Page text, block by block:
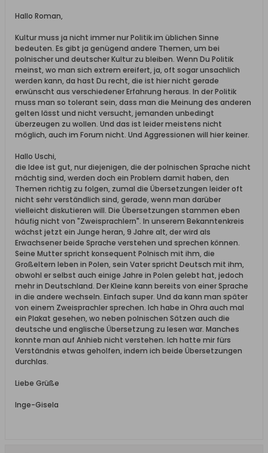
Hallo Roman,
Kultur muss ja nicht immer nur Politik im üblichen Sinne
bedeuten. Es gibt ja genügend andere Themen, um bei
polnischer und deutscher Kultur zu bleiben. Wenn Du Politik
meinst, wo man sich extrem ereifert, ja, oft sogar unsachlich
werden kann, da hast Du recht, die ist hier nicht gerade
erwünscht aus verschiedener Erfahrung heraus. In der Politik
muss man so tolerant sein, dass man die Meinung des anderen
gelten lässt und nicht versucht, jemanden unbedingt
überzeugen zu wollen. Und das ist leider meistens nicht
möglich, auch im Forum nicht. Und Aggressionen will hier keiner.
Hallo Uschi,
die Idee ist gut, nur diejenigen, die der polnischen Sprache nicht
mächtig sind, werden doch ein Problem damit haben, den
Themen richtig zu folgen, zumal die Übersetzungen leider oft
nicht sehr verständlich sind, gerade, wenn man darüber
vielleicht diskutieren will. Die Übersetzungen stammen eben
häufig nicht von "Zweisprachlern". In unserem Bekanntenkreis
wächst jetzt ein Junge heran, 9 Jahre alt, der wird als
Erwachsener beide Sprache verstehen und sprechen können.
Seine Mutter spricht konsequent Polnisch mit ihm, die
Großeltern leben in Polen, sein Vater spricht Deutsch mit ihm,
obwohl er selbst auch einige Jahre in Polen gelebt hat, jedoch
mehr in Deutschland. Der Kleine kann bereits von einer Sprache
in die andere wechseln. Einfach super. Und da kann man später
von einem Zweisprachler sprechen. Ich habe in Ohra auch mal
ein Plakat gesehen, wo neben polnischen Sätzen auch die
deutsche und englische Übersetzung zu lesen war. Manches
konnte man auf Anhieb nicht verstehen. Ich hatte mir fürs
Verständnis etwas geholfen, indem ich beide Übersetzungen
durchlas.
Liebe Grüße
Inge-Gisela